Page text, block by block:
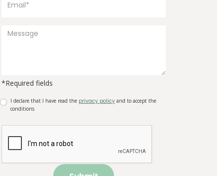
*Required fields
I declare that I have read the privacy policy and to accept the
conditions